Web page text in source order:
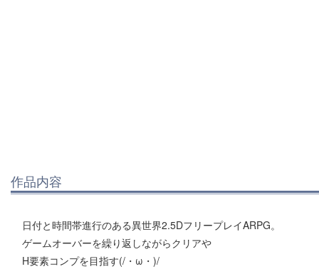
作品内容
日付と時間帯進行のある異世界2.5DフリープレイARPG。
ゲームオーバーを繰り返しながらクリアや
H要素コンプを目指す(/・ω・)/